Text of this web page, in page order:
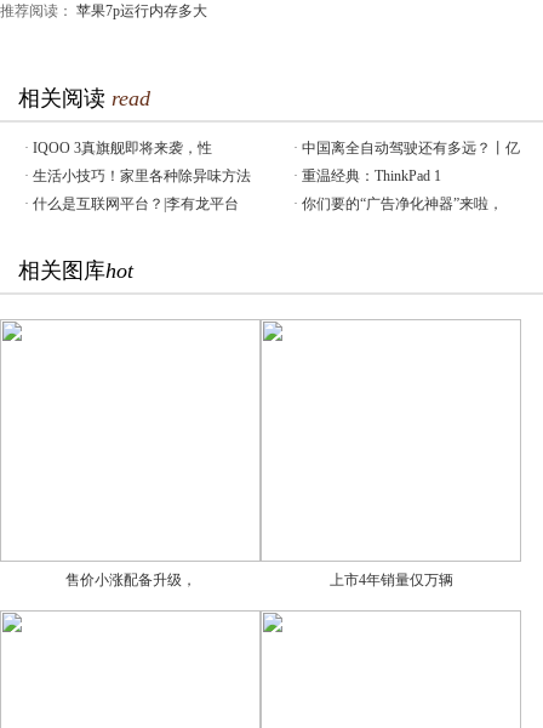
推荐阅读： 苹果7p运行内存多大
相关阅读 read
· IQOO 3真旗舰即将来袭，性 · 中国离全自动驾驶还有多远？丨亿
· 生活小技巧！家里各种除异味方法 · 重温经典：ThinkPad 1
· 什么是互联网平台？|李有龙平台 · 你们要的“广告净化神器”来啦，
相关图库hot
售价小涨配备升级， 上市4年销量仅万辆